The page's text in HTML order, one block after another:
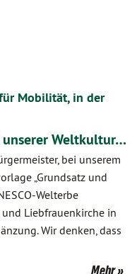
Mobilität, in der
Weltkultur…
bei unserem
„Grundsatz und
Welterbe
und Liebfrauenkirche in
Wir denken, dass
Mehr